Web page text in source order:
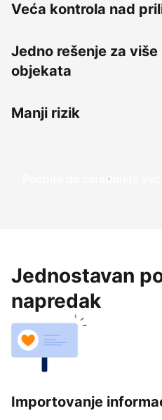
Veća kontrola nad
Jedno rešenje za
objekata
Manji rizik
Počnite da zarađujete već
Jednostavan
napredak
Importovanje